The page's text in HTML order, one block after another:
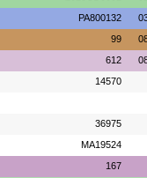
PA800132
99
612
14570
36975
MA19524
167